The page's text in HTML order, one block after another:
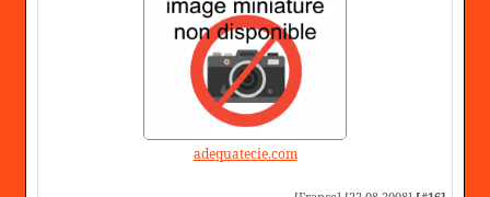
adequatecie.com